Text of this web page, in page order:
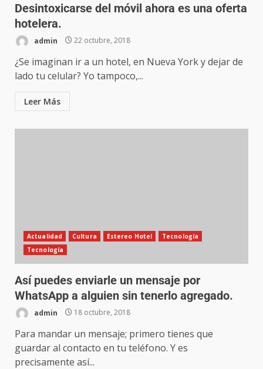
Desintoxicarse del móvil ahora es una oferta
hotelera.
admin 22 octubre, 2018
¿Se imaginan ir a un hotel, en Nueva York y dejar de
lado tu celular? Yo tampoco,...
Leer Más
Actualidad Cultura Estereo Hotel
Tecnología
Tecnología
Así puedes enviarle un mensaje por
WhatsApp a alguien sin tenerlo agregado.
admin 18 octubre, 2018
Para mandar un mensaje; primero tienes que
guardar al contacto en tu teléfono. Y es
precisamente así...